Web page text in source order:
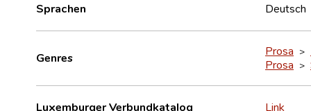
Sprachen Deutsch
Genres Prosa >
Prosa >
Luxemburger Verbundkatalog Link